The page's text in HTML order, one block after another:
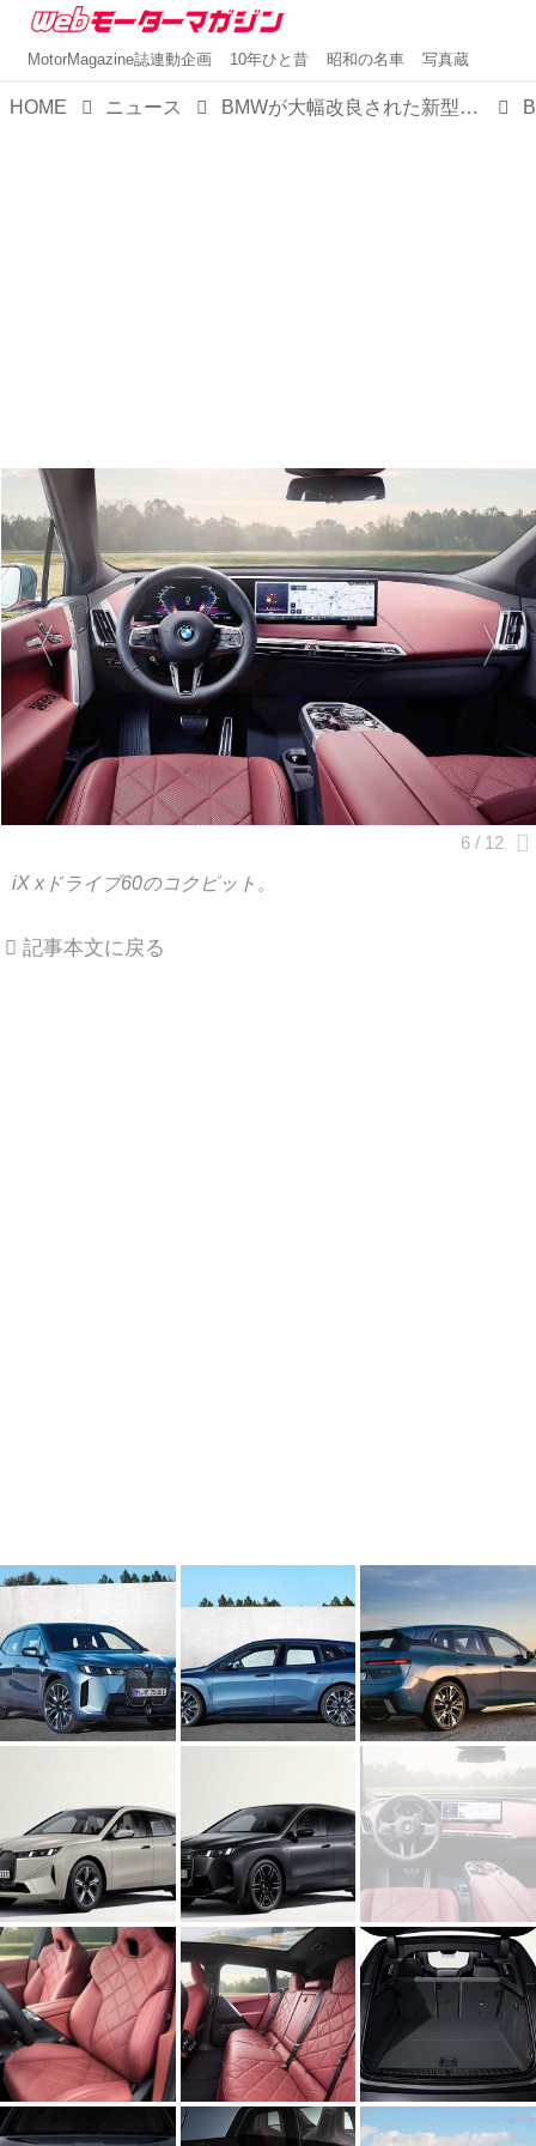
MotorMagazine誌連動企画 10年ひと昔 昭和の名車 写真蔵
HOME ニュース BMWが大幅改良された新型「iX」を発表。内外装を刷新し、パフォーマンスを向上
iX xドライブ60のコクピット。
記事本文に戻る